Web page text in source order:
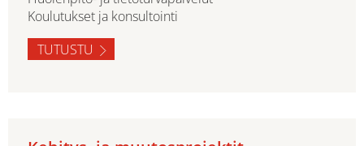
Koulutukset ja konsultointi
TUTUSTU